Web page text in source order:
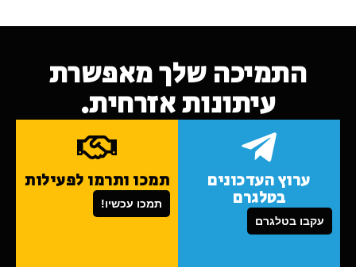
התמיכה שלך מאפשרת
עיתונות אזרחית.
ערוץ העדכונים
בטלגרם
עקבו בטלגרם
תמכו ותרמו לפעילות
תמכו עכשיו!